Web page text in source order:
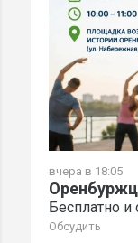
вчера в 18:05
Бесплатно и
Обсудить